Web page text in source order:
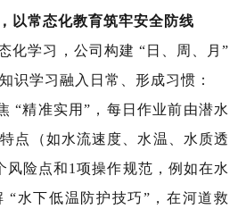
以常态化教育筑牢安全防线
化学习，公司构建 “日、周、月”
识学习融入日常、形成习惯：
“精准实用”，每日作业前由潜水
点（如水流速度、水温、水质透
风险点和1项操作规范，例如在水
“水下低温防护技巧”，在河道救